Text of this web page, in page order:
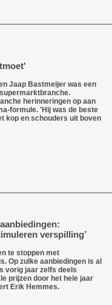
Jaap Bastmeijer was een
herinneringen op aan
formule. 'Hij was de beste
kop en schouders uit boven
verspilling’
te stoppen met
Op zulke aanbiedingen is al
vorig jaar zelfs deels
prijzen door het hele jaar
Erik Hemmes.